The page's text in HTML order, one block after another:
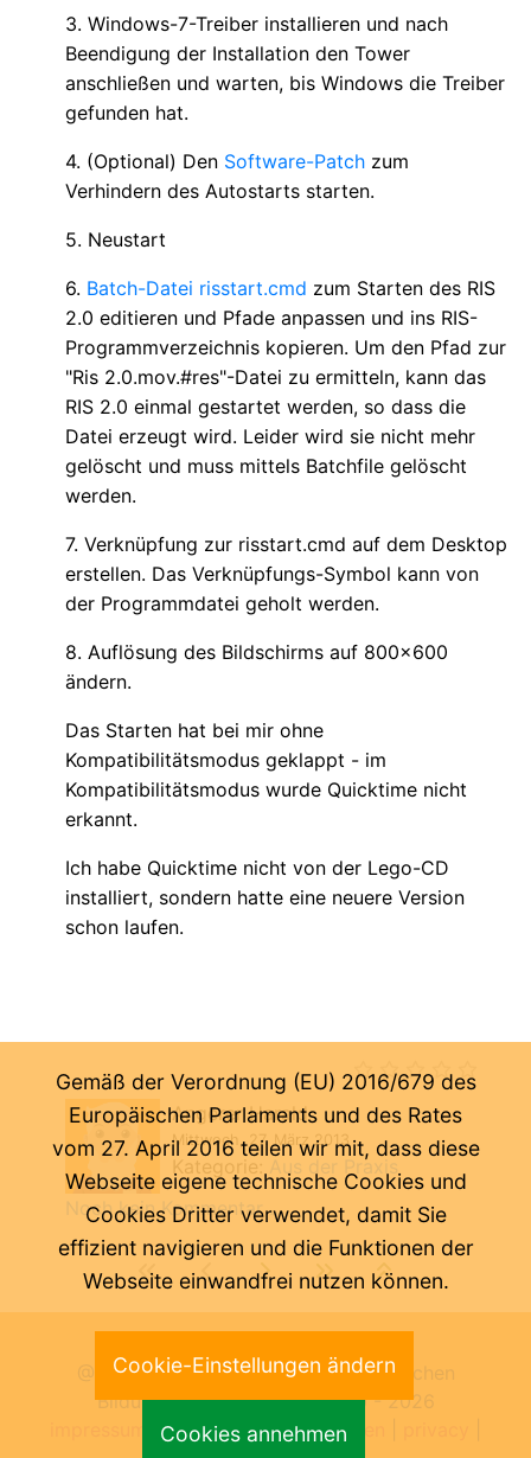
3. Windows-7-Treiber installieren und nach
Beendigung der Installation den Tower
anschließen und warten, bis Windows die Treiber
gefunden hat.
4. (Optional) Den Software-Patch zum
Verhindern des Autostarts starten.
5. Neustart
6. Batch-Datei risstart.cmd zum Starten des RIS
2.0 editieren und Pfade anpassen und ins RIS-
Programmverzeichnis kopieren. Um den Pfad zur
"Ris 2.0.mov.#res"-Datei zu ermitteln, kann das
RIS 2.0 einmal gestartet werden, so dass die
Datei erzeugt wird. Leider wird sie nicht mehr
gelöscht und muss mittels Batchfile gelöscht
werden.
7. Verknüpfung zur risstart.cmd auf dem Desktop
erstellen. Das Verknüpfungs-Symbol kann von
der Programmdatei geholt werden.
8. Auflösung des Bildschirms auf 800x600
ändern.
Das Starten hat bei mir ohne
Kompatibilitätsmodus geklappt - im
Kompatibilitätsmodus wurde Quicktime nicht
erkannt.
Ich habe Quicktime nicht von der Lego-CD
installiert, sondern hatte eine neuere Version
schon laufen.
Angerer Harald
Mittwoch, 27. März 2013
Kategorie: Aus der Praxis
Noch kein Kommentar ...
@ Pädagogische Abteilung der Deutschen
Bildungsdirektion Bozen 2000 -2026
|benutzungsbedingungen
Gemäß der Verordnung (EU) 2016/679 des
Europäischen Parlaments und des Rates
vom 27. April 2016 teilen wir mit, dass diese
Webseite eigene technische Cookies und
Cookies Dritter verwendet, damit Sie
effizient navigieren und die Funktionen der
Webseite einwandfrei nutzen können.
Cookie-Einstellungen ändern
Cookies annehmen